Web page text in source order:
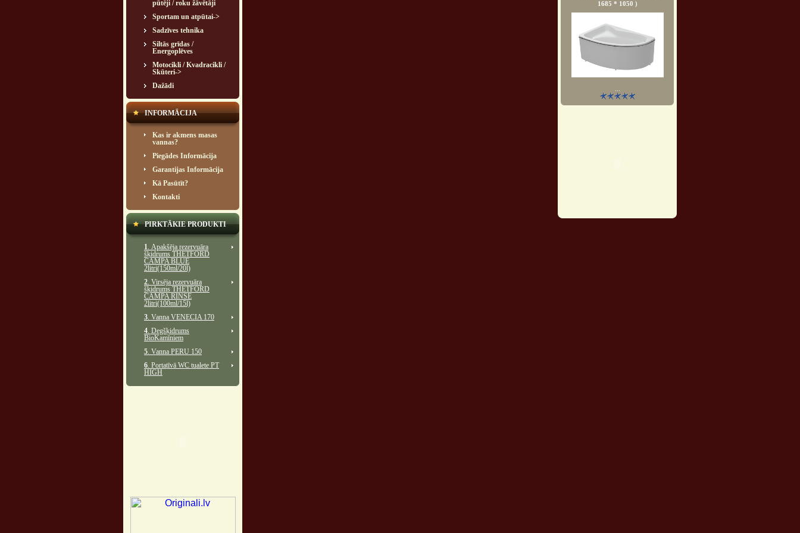
pūtēji / roku žāvētāji
Sportam un atpūtai->
Sadzīves tehnika
Siltās grīdas /
Energoplēves
Motocikli / Kvadracikli /
Skūteri->
Dažādi
INFORMĀCIJA
Kas ir akmens masas
vannas?
Piegādes Informācija
Garantijas Informācija
Kā Pasūtīt?
Kontakti
PIRKTĀKIE PRODUKTI
1. Apakšēja rezervuāra
šķidrums THETFORD
CAMPA BLUE
2litri(150ml/20l)
2. Virsēja rezervuāra
šķidrums THETFORD
CAMPA RINSE
2litri(100ml/15l)
3. Vanna VENECIA 170
4. Degšķidrums
BioKamīniem
5. Vanna PERU 150
6. Portatīvā WC tualete PT
HIGH
1685 * 1050 )